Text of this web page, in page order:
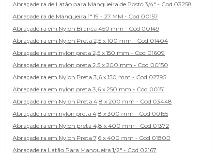
Abraçadeira de Latão para Mangueira de Posto 3/4" - Cod 03258
Abracadeira de Mangueira 1" 19 - 27 MM - Cod 00157
Abraçadeira em Nylon Branca 450 mm - Cod 00149
Abraçadeira em Nylon Preta 2,5 x 100 mm - Cod 01404
Abraçadeira em nylon preta 2,5 x 150 mm - Cod 01609
Abraçadeira em nylon preta 2,5 x 200 mm - Cod 00150
Abraçadeira em Nylon Preta 3,6 x 150 mm - Cod 02795
Abraçadeira em nylon preta 3,6 x 250 mm - Cod 00151
Abraçadeira em Nylon Preta 4,8 x 200 mm - Cod 03448
Abraçadeira em nylon preta 4,8 x 300 mm - Cod 00155
Abraçadeira em Nylon preta 4,8 x 400 mm - Cod 01372
Abraçadeira em Nylon Preta 7,6 x 400 mm - Cod 01800
Abraçadeira Latão Para Mangueira 1/2" - Cod 02167